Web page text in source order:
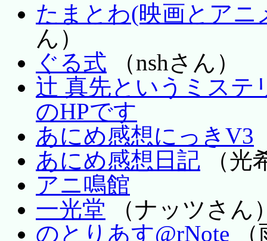
たまとわ(映画とアニ
ん）
ぐる式 （nshさん）
辻 真先というミステ
のHPです
あにめ感想にっきV3
あにめ感想日記 （光
アニ鳴館
一光堂 （ナッツさん
のとりあす@rNote